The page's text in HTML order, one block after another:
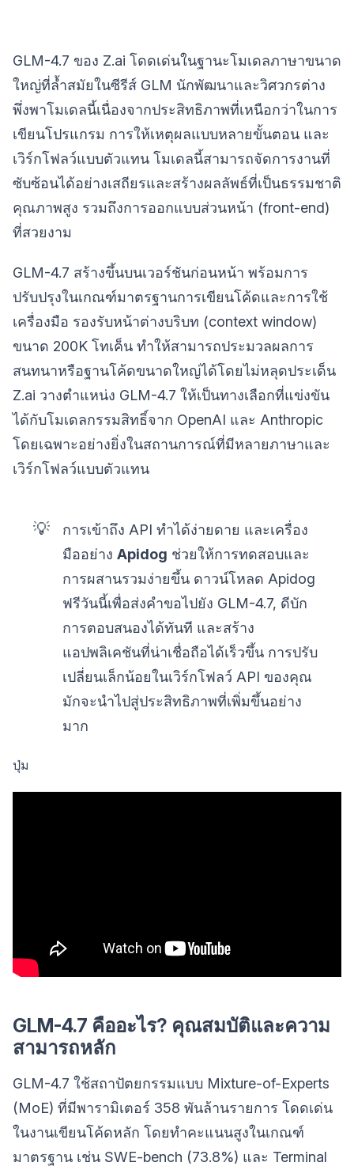
GLM-4.7 ของ Z.ai โดดเด่นในฐานะโมเดลภาษาขนาด
ใหญ่ที่ล้ำสมัยในซีรีส์ GLM นักพัฒนาและวิศวกรต่าง
พึ่งพาโมเดลนี้เนื่องจากประสิทธิภาพที่เหนือกว่าในการ
เขียนโปรแกรม การให้เหตุผลแบบหลายขั้นตอน และ
เวิร์กโฟลว์แบบตัวแทน โมเดลนี้สามารถจัดการงานที่
ซับซ้อนได้อย่างเสถียรและสร้างผลลัพธ์ที่เป็นธรรมชาติ
คุณภาพสูง รวมถึงการออกแบบส่วนหน้า (front-end)
ที่สวยงาม
GLM-4.7 สร้างขึ้นบนเวอร์ชันก่อนหน้า พร้อมการ
ปรับปรุงในเกณฑ์มาตรฐานการเขียนโค้ดและการใช้
เครื่องมือ รองรับหน้าต่างบริบท (context window)
ขนาด 200K โทเค็น ทำให้สามารถประมวลผลการ
สนทนาหรือฐานโค้ดขนาดใหญ่ได้โดยไม่หลุดประเด็น
Z.ai วางตำแหน่ง GLM-4.7 ให้เป็นทางเลือกที่แข่งขัน
ได้กับโมเดลกรรมสิทธิ์จาก OpenAI และ Anthropic
โดยเฉพาะอย่างยิ่งในสถานการณ์ที่มีหลายภาษาและ
เวิร์กโฟลว์แบบตัวแทน
💡
การเข้าถึง API ทำได้ง่ายดาย และเครื่อง
มืออย่างApidog ช่วยให้การทดสอบและ
การผสานรวมง่ายขึ้น ดาวน์โหลด Apidog
ฟรีวันนี้เพื่อส่งคำขอไปยัง GLM-4.7, ดีบัก
การตอบสนองได้ทันที และสร้าง
แอปพลิเคชันที่น่าเชื่อถือได้เร็วขึ้น การปรับ
เปลี่ยนเล็กน้อยในเวิร์กโฟลว์ API ของคุณ
มักจะนำไปสู่ประสิทธิภาพที่เพิ่มขึ้นอย่าง
มาก
ปุ่ม
GLM-4.7 คืออะไร? คุณสมบัติและความ
สามารถหลัก
GLM-4.7 ใช้สถาปัตยกรรมแบบ Mixture-of-Experts
(MoE) ที่มีพารามิเตอร์ 358 พันล้านรายการ โดดเด่น
ในงานเขียนโค้ดหลัก โดยทำคะแนนสูงในเกณฑ์
มาตรฐาน เช่น SWE-bench (73.8%) และ Terminal